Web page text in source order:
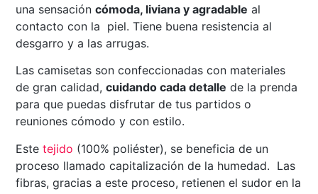
una sensacióncómoda, liviana y agradable al
contacto con la piel. Tiene buena resistencia al
desgarro y a las arrugas.
Las camisetas son confeccionadas con materiales
de gran calidad,cuidando cada detalle de la prenda
para que puedas disfrutar de tus partidos o
reuniones cómodo y con estilo.
Estetejido (100% poliéster), se beneficia de un
proceso llamado capitalización de la humedad. Las
fibras, gracias a este proceso, retienen el sudor en la